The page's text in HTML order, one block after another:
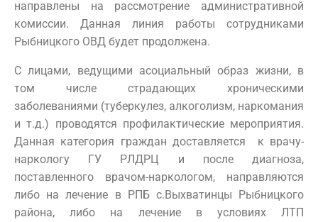
направлены на рассмотрение административной
комиссии. Данная линия работы сотрудниками
Рыбницкого ОВД будет продолжена.
С лицами, ведущими асоциальный образ жизни, в
том числе страдающих хроническими
заболеваниями (туберкулез, алкоголизм, наркомания
и т.д.) проводятся профилактические мероприятия.
Данная категория граждан доставляется к врачу-
наркологу ГУ РЛДРЦ и после диагноза,
поставленного врачом-наркологом, направляются
либо на лечение в РПБ с.Выхватинцы Рыбницкого
района, либо на лечение в условиях ЛТП